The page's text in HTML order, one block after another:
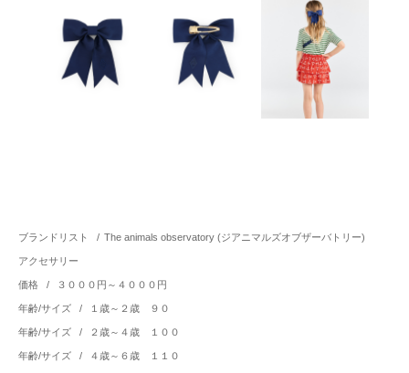
ブランドリスト / The animals observatory (ジアニマルズオブザーバトリー)
アクセサリー
価格 / ３０００円～４０００円
年齢/サイズ / １歳～２歳 ９０
年齢/サイズ / ２歳～４歳 １００
年齢/サイズ / ４歳～６歳 １１０